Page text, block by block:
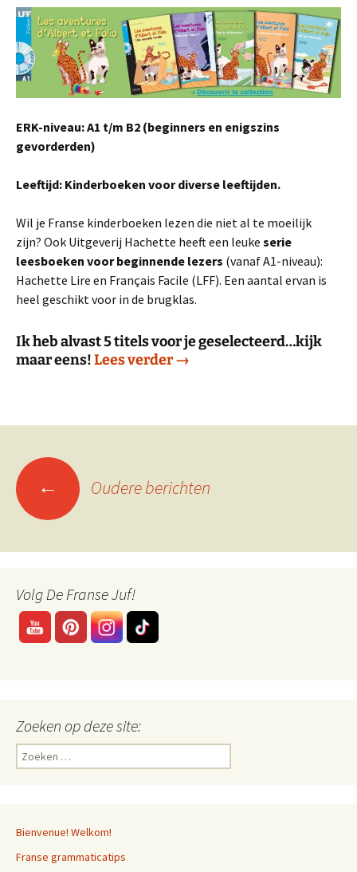
ERK-niveau: A1 t/m B2 (beginners en enigszins
gevorderden)
Leeftijd: Kinderboeken voor diverse leeftijden.
Wil je Franse kinderboeken lezen die niet al te moeilijk
zijn? Ook Uitgeverij Hachette heeft een leuke serie
leesboeken voor beginnende lezers (vanaf A1-niveau):
Hachette Lire en Français Facile (LFF). Een aantal ervan is
heel geschikt voor in de brugklas.
Ik heb alvast 5 titels voor je geselecteerd…kijk
maar eens!Lees verderMeer makkelijke Franse
→
Berichtennavigatie
← Oudere berichten
Volg De Franse Juf!
Zoeken op deze site:
Zoeken
naar:
Bienvenue! Welkom!
Franse grammaticatips